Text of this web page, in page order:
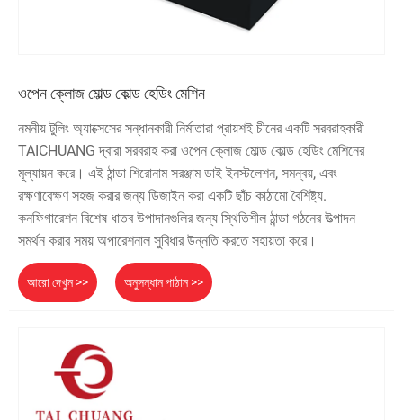
ওপেন ক্লোজ মোল্ড কোল্ড হেডিং মেশিন
নমনীয় টুলিং অ্যাক্সেসের সন্ধানকারী নির্মাতারা প্রায়শই চীনের একটি সরবরাহকারী
TAICHUANG দ্বারা সরবরাহ করা ওপেন ক্লোজ মোল্ড কোল্ড হেডিং মেশিনের
মূল্যায়ন করে। এই ঠান্ডা শিরোনাম সরঞ্জাম ডাই ইনস্টলেশন, সমন্বয়, এবং
রক্ষণাবেক্ষণ সহজ করার জন্য ডিজাইন করা একটি ছাঁচ কাঠামো বৈশিষ্ট্য.
কনফিগারেশন বিশেষ ধাতব উপাদানগুলির জন্য স্থিতিশীল ঠান্ডা গঠনের উত্পাদন
সমর্থন করার সময় অপারেশনাল সুবিধার উন্নতি করতে সহায়তা করে।
আরো দেখুন >> অনুসন্ধান পাঠান >>